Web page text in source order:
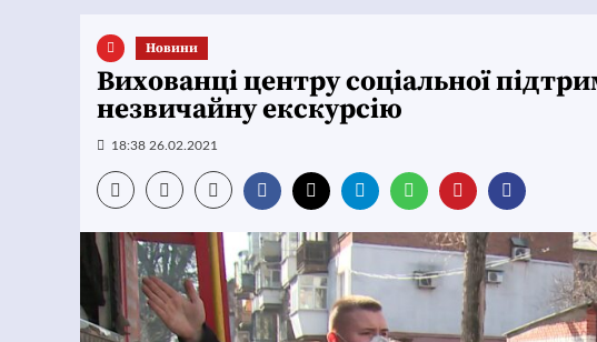
Новини
Вихованці центру соціальної
незвичайну екскурсію
18:38 26.02.2021